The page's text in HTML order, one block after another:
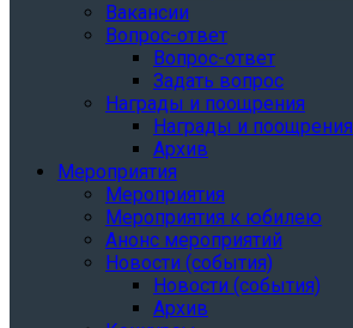
Вакансии
Вопрос-ответ
Вопрос-ответ
Задать вопрос
Награды и поощрения
Награды и поощрения
Архив
Мероприятия
Мероприятия
Мероприятия к юбилею
Анонс мероприятий
Новости (события)
Новости (события)
Архив